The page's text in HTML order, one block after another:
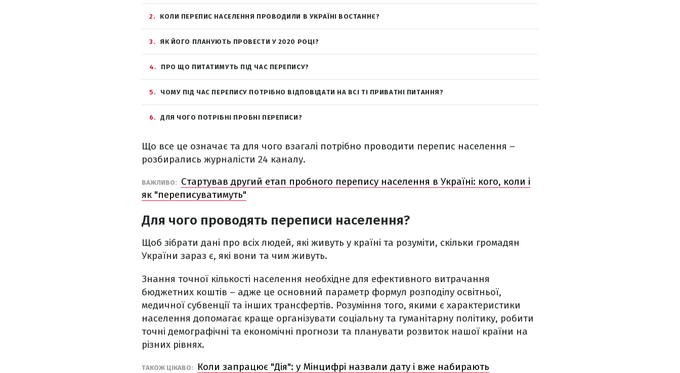
2 КОЛИ ПЕРЕПИС НАСЕЛЕННЯ ПРОВОДИЛИ В УКРАЇНІ ВОСТАННЄ?
3 ЯК ЙОГО ПЛАНУЮТЬ ПРОВЕСТИ У 2020 РОЦІ?
4 ПРО ЩО ПИТАТИМУТЬ ПІД ЧАС ПЕРЕПИСУ?
5 ЧОМУ ПІД ЧАС ПЕРЕПИСУ ПОТРІБНО ВІДПОВІДАТИ НА ВСІ ТІ ПРИВАТНІ ПИТАННЯ?
6 ДЛЯ ЧОГО ПОТРІБНІ ПРОБНІ ПЕРЕПИСИ?
Що все це означає та для чого взагалі потрібно проводити перепис населення –
розбирались журналісти 24 каналу.
ВАЖЛИВО:
Стартував другий етап пробного перепису населення в Україні: кого, коли і
як "переписуватимуть"
Для чого проводять переписи населення?
Щоб зібрати дані про всіх людей, які живуть у країні та розуміти, скільки громадян
України зараз є, які вони та чим живуть.
Знання точної кількості населення необхідне для ефективного витрачання
бюджетних коштів – адже це основний параметр формул розподілу освітньої,
медичної субвенції та інших трансфертів. Розуміння того, якими є характеристики
населення допомагає краще організувати соціальну та гуманітарну політику, робити
точні демографічні та економічні прогнози та планувати розвиток нашої країни на
різних рівнях.
ТАКОЖ ЦІКАВО:
Коли запрацює "Дія": у Мінцифрі назвали дату і вже набирають